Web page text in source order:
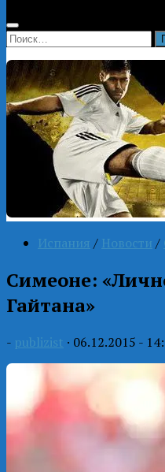
Найти:
Испания / Новости /
Симеоне:
Гайтана»
- publizist · 06.12.2015 -